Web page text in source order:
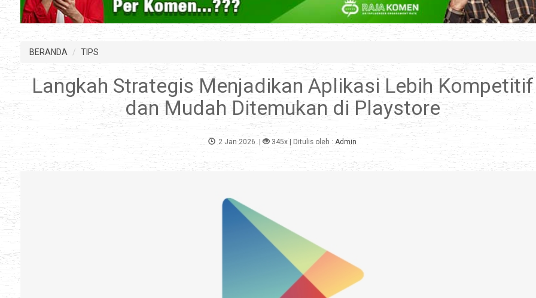
BERANDA TIPS
Langkah Strategis Menjadikan Aplikasi Lebih Kompetitif
dan Mudah Ditemukan di Playstore
2 Jan 2026 | 345x | Ditulis oleh : Admin